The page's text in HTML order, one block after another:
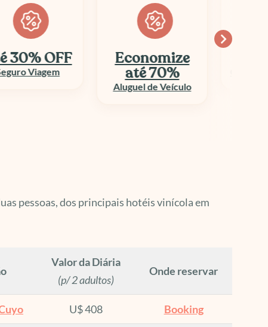
até 70%
10% OFF
Columbia Sportswear
pessoas, dos principais hotéis vinícola em
Valor da Diária
(p/ 2 adultos)
Onde reservar
U$ 408 Booking